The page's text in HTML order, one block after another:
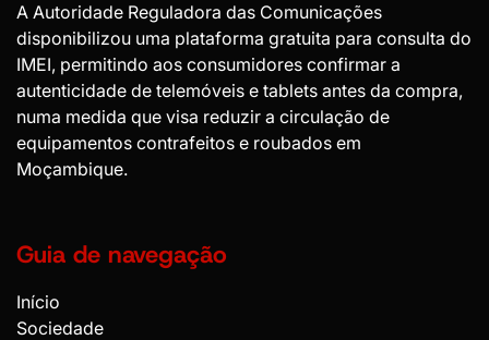
A Autoridade Reguladora das Comunicações
disponibilizou uma plataforma gratuita para consulta do
IMEI, permitindo aos consumidores confirmar a
autenticidade de telemóveis e tablets antes da compra,
numa medida que visa reduzir a circulação de
equipamentos contrafeitos e roubados em
Moçambique.
Guia de navegação
Início
Sociedade